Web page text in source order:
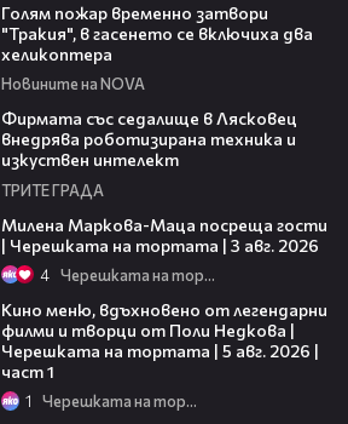
Голям пожар временно затвори
"Тракия", в гасенето се включиха два
хеликоптера
Новините на NOVA
Фирмата със седалище в Лясковец
внедрява роботизирана техника и
изкуствен интелект
ТРИТЕ ГРАДА
Милена Маркова-Маца посреща гости
| Черешката на тортата | 3 авг. 2026
4 Черешката на тортата
Кино меню, вдъхновено от легендарни
филми и творци от Поли Недкова |
Черешката на тортата | 5 авг. 2026 |
част 1
1 Черешката на тортата